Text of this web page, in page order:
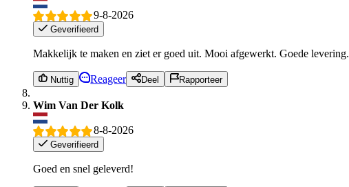
9-8-2026
Geverifieerd
Makkelijk te maken en ziet er goed uit. Mooi afgewerkt. Goede levering.
Nuttig Reageer Deel Rapporteer
Wim Van Der Kolk
8-8-2026
Geverifieerd
Goed en snel geleverd!